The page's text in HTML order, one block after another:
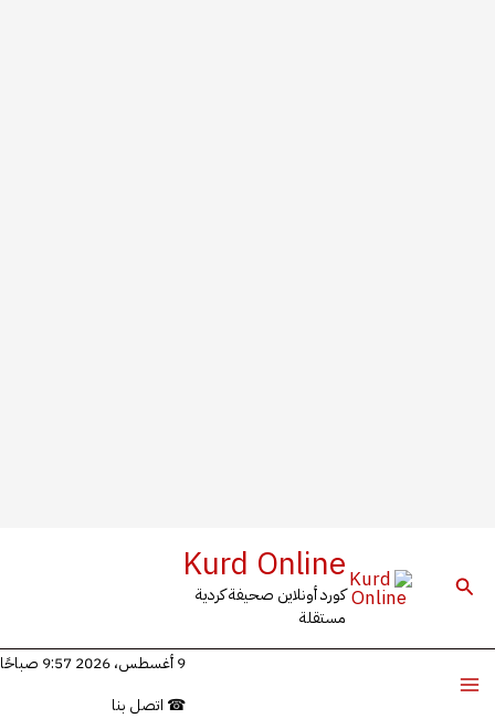
البحث Kurd Online
كورد أونلاين صحيفة كردية
مستقلة
9 أغسطس، 2026 9:57 صباحًا
☎ اتصل بنا